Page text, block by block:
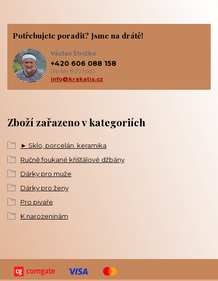
Zboží zařazeno v kategoriích
► Sklo, porcelán. keramika
Ručně foukané křišťálové džbány
Dárky pro muže
Dárky pro ženy
Pro pivaře
K narozeninám
Potřebujete poradit? Jsme na drátě!
Václav Stričko
+420 606 088 158
(Po-Ne, 8-20 hod.)
info@krakatis.cz